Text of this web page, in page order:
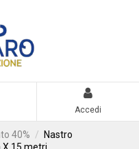
Accedi
40%
Nastro